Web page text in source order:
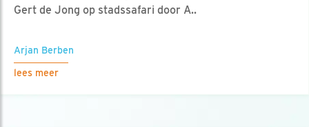
Gert de Jong op stadssafari door A..
Arjan Berben
lees meer